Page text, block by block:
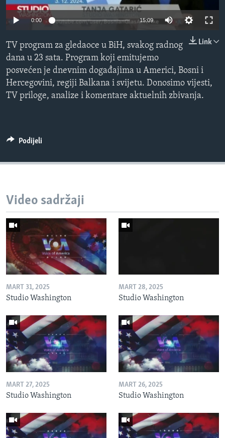
MAGAZIN
Learning English
PRATITE NAS
0:00 15:09
Link
TV program za gledaoce u BiH, svakog radnog
dana u 23 sata. Program koji emitujemo
posvećen je dnevnim događajima u Americi, Bosni i
Hercegovini, regiji Balkana i svijetu. Donosimo vijesti,
TV priloge, analize i komentare aktuelnih zbivanja.
Podijeli
Video sadržaji
MART 31, 2025
Studio Washington
MART 28, 2025
Studio Washington
MART 27, 2025
Studio Washington
MART 26, 2025
Studio Washington